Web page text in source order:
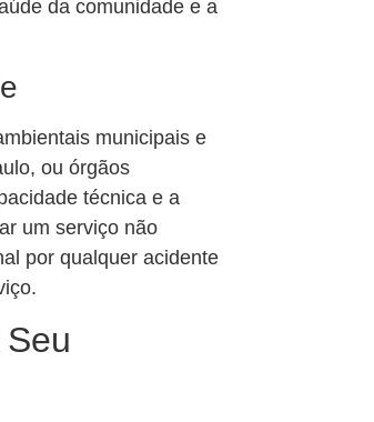
da comunidade e a
municipais e
ou órgãos
técnica e a
um serviço não
por qualquer acidente